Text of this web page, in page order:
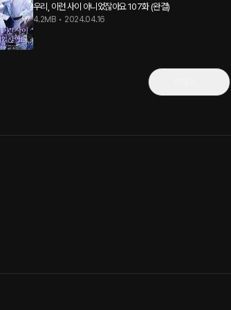
우리, 이런 사이 아니었잖아요 107화 (완결)
4.2MB • 2024.04.16